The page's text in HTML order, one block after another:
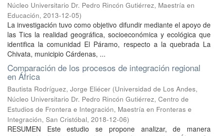
Núcleo Universitario Dr. Pedro Rincón Gutiérrez, Maestría en
Educación, 2013-12-05)
La investigación tuvo como objetivo difundir mediante el apoyo de
las Tics la realidad geográfica, socioeconómica y ecológica que
identifica la comunidad El Páramo, respecto a la quebrada La
Chivata, municipio Cárdenas, ...
Comparación de los procesos de integración regional
en África
Bautista Rodríguez, Jorge Eliécer (Universidad de Los Andes,
Núcleo Universitario Dr. Pedro Rincón Gutiérrez, Centro de
Estudios de Frontera e Integración, Maestría en Fronteras e
Integración, San Cristóbal, 2018-12-06)
RESUMEN Este estudio se propone analizar, de manera